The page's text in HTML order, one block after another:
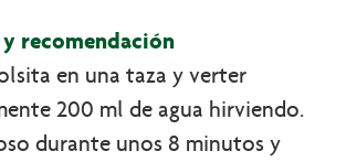
recomendación
en una taza y verter
200 ml de agua hirviendo.
durante unos 8 minutos y